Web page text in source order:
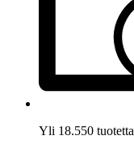
Yli 18.550 tuotetta